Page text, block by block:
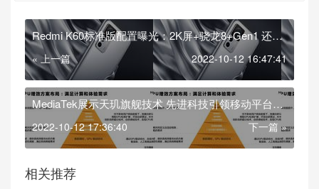
Redmi K60标准版配置曝光：2K屏+骁龙8+Gen1 还有
无线快充
« 上一篇 2022-10-12 16:47:41
MediaTek展示天玑旗舰技术 先进科技引领移动平台创
2022-10-12 17:36:40 下一篇 »
相关推荐